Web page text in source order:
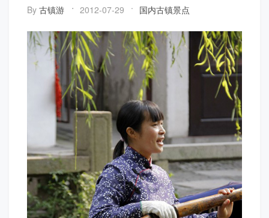
By 古镇游 2012-07-29 国内古镇景点